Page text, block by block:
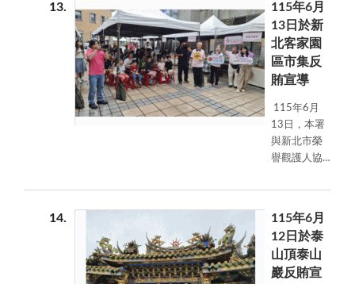
反賄選宣
導，藉由社
區節慶活動
吸引民眾參
與之際，向
賄選理念，
提升民眾法
治意識，共
同守護公
13
115年6月
13日於新
北客家園
區市集反
賄宣導
115年6月
13日，本署
與新北市榮
譽觀護人協
北客家園區
辦理反賄選
及反詐騙宣
導，透過與
民眾面對面
14
115年6月
12日於泰
山頂泰山
巖反賄宣